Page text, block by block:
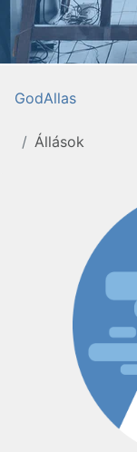
GodAllas
Állások